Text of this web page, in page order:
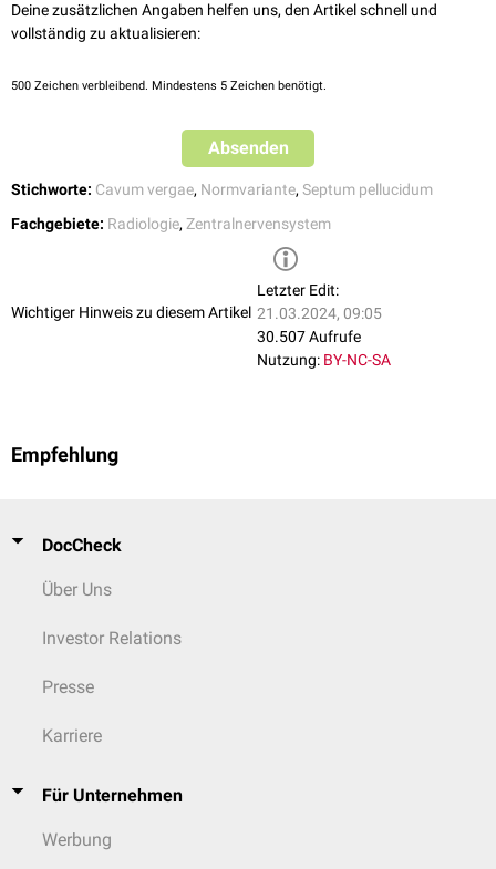
Deine zusätzlichen Angaben helfen uns, den Artikel schnell und
vollständig zu aktualisieren:
500 Zeichen verbleibend. Mindestens 5 Zeichen benötigt.
Absenden
Stichworte: Cavum vergae, Normvariante, Septum pellucidum
Fachgebiete: Radiologie, Zentralnervensystem
Wichtiger Hinweis zu diesem Artikel
Letzter Edit:
21.03.2024, 09:05
30.507 Aufrufe
Nutzung: BY-NC-SA
Empfehlung
DocCheck
Über Uns
Investor Relations
Presse
Karriere
Für Unternehmen
Werbung